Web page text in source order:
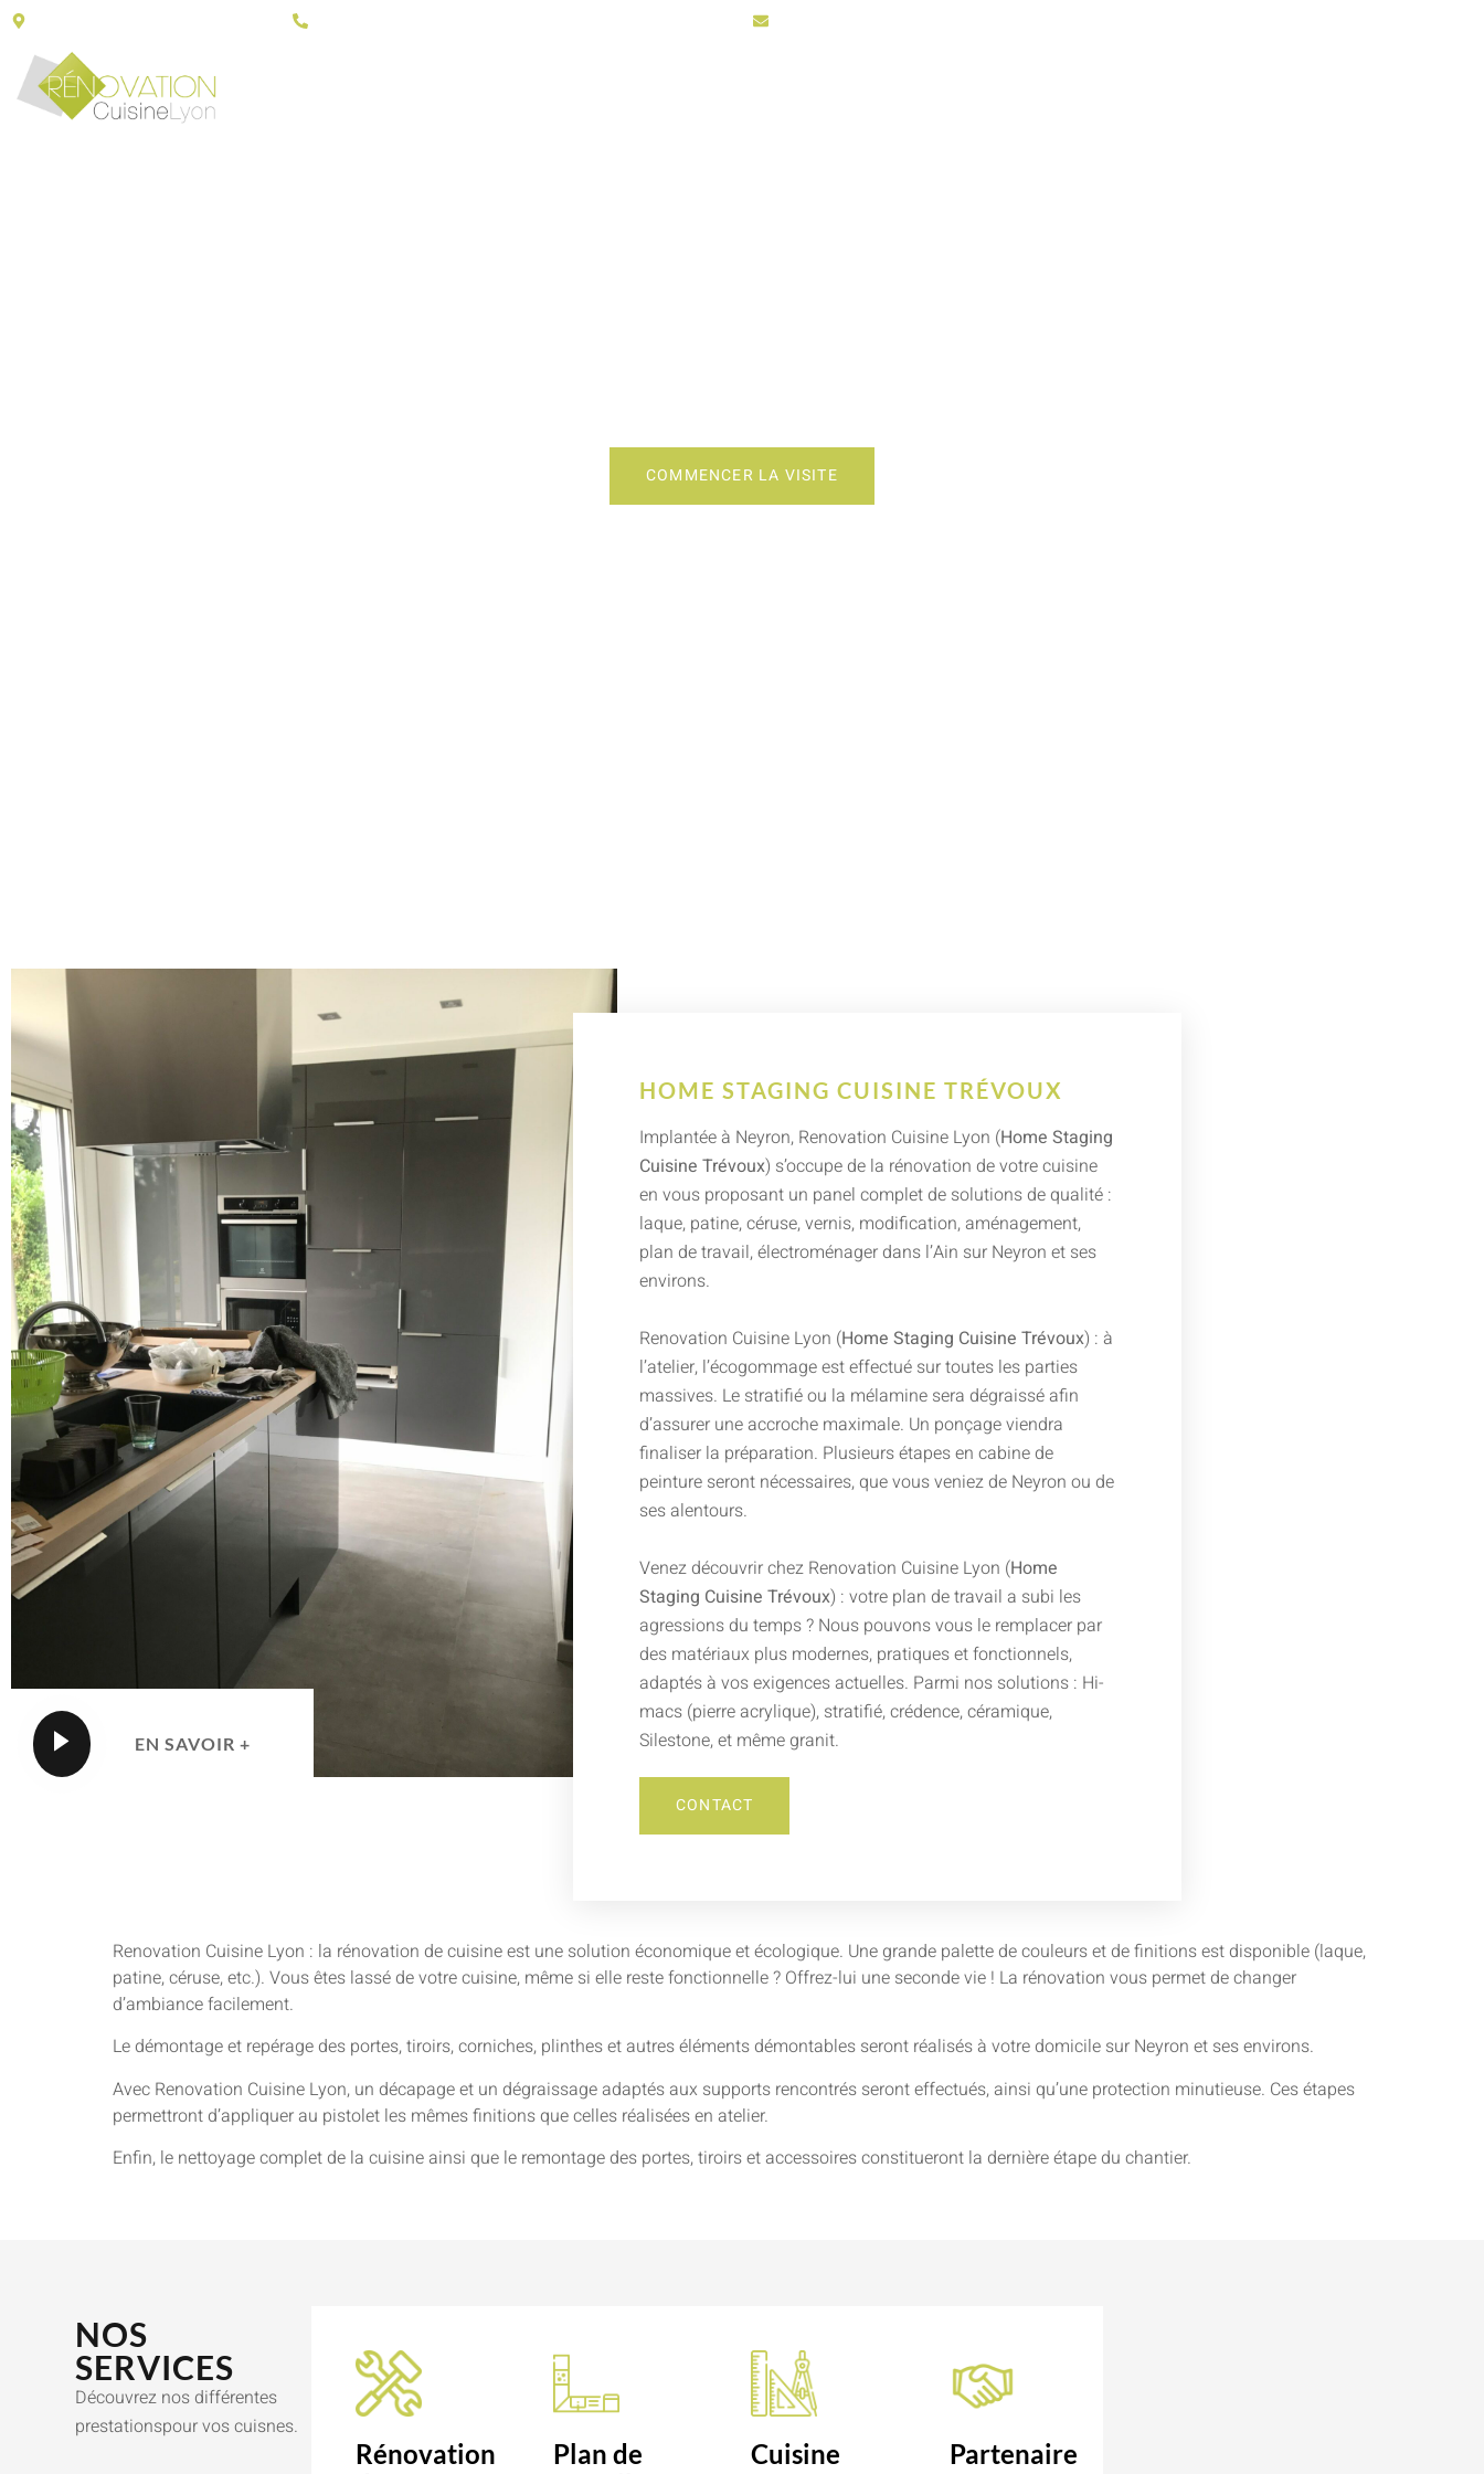
COMMENCER LA VISITE
EN SAVOIR +
HOME STAGING CUISINE TRÉVOUX
Implantée à Neyron, Renovation Cuisine Lyon (Home Staging
Cuisine Trévoux) s’occupe de la rénovation de votre cuisine
en vous proposant un panel complet de solutions de qualité :
laque, patine, céruse, vernis, modification, aménagement,
plan de travail, électroménager dans l’Ain sur Neyron et ses
environs.
Renovation Cuisine Lyon (Home Staging Cuisine Trévoux) : à
l’atelier, l’écogommage est effectué sur toutes les parties
massives. Le stratifié ou la mélamine sera dégraissé afin
d’assurer une accroche maximale. Un ponçage viendra
finaliser la préparation. Plusieurs étapes en cabine de
peinture seront nécessaires, que vous veniez de Neyron ou de
ses alentours.
Venez découvrir chez Renovation Cuisine Lyon (Home
Staging Cuisine Trévoux) : votre plan de travail a subi les
agressions du temps ? Nous pouvons vous le remplacer par
des matériaux plus modernes, pratiques et fonctionnels,
adaptés à vos exigences actuelles. Parmi nos solutions : Hi-
macs (pierre acrylique), stratifié, crédence, céramique,
Silestone, et même granit.
CONTACT
Renovation Cuisine Lyon : la rénovation de cuisine est une solution économique et écologique. Une grande palette de couleurs et de finitions est disponible (laque,
patine, céruse, etc.). Vous êtes lassé de votre cuisine, même si elle reste fonctionnelle ? Offrez-lui une seconde vie ! La rénovation vous permet de changer
d’ambiance facilement.
Le démontage et repérage des portes, tiroirs, corniches, plinthes et autres éléments démontables seront réalisés à votre domicile sur Neyron et ses environs.
Avec Renovation Cuisine Lyon, un décapage et un dégraissage adaptés aux supports rencontrés seront effectués, ainsi qu’une protection minutieuse. Ces étapes
permettront d’appliquer au pistolet les mêmes finitions que celles réalisées en atelier.
Enfin, le nettoyage complet de la cuisine ainsi que le remontage des portes, tiroirs et accessoires constitueront la dernière étape du chantier.
NOS
SERVICES
Découvrez nos différentes
prestationspour vos cuisnes.
Rénovation
Plan de
Cuisine
Partenaire